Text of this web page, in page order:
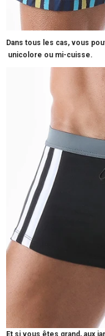
Dans tous les cas, vous
unicolore ou mi-cuisse.
Et si vous êtes grand, aux